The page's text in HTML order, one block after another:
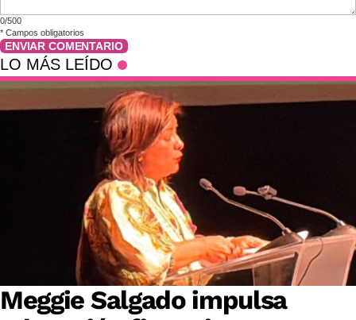
0/500
* Campos obligatorios
ENVIAR COMENTARIO
LO MÁS LEÍDO
Meggie Salgado impulsa